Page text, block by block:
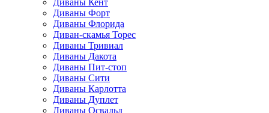
Диваны Кент
Диваны Форт
Диваны Флорида
Диван-скамья Торес
Диваны Тривиал
Диваны Дакота
Диваны Пит-стоп
Диваны Сити
Диваны Карлотта
Диваны Дуплет
Диваны Освальд